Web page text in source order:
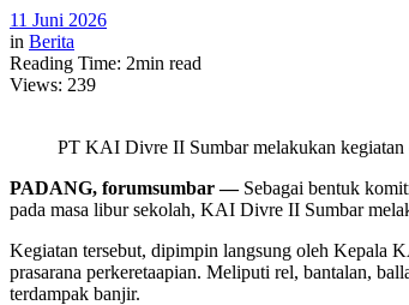
11 Juni 2026
in Berita
Reading Time: 2min read
Views: 239
PT KAI Divre II Sumbar melakukan
PADANG, forumsumbar —Sebagai bentuk
pada masa libur sekolah, KAI Divre II Sumbar
Kegiatan tersebut, dipimpin langsung oleh Kepala
prasarana perkeretaapian. Meliputi rel, bantalan,
terdampak banjir.